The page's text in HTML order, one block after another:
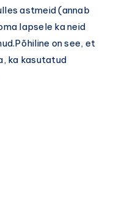
astmeid (annab
lapsele ka neid
on see, et
ka kasutatud